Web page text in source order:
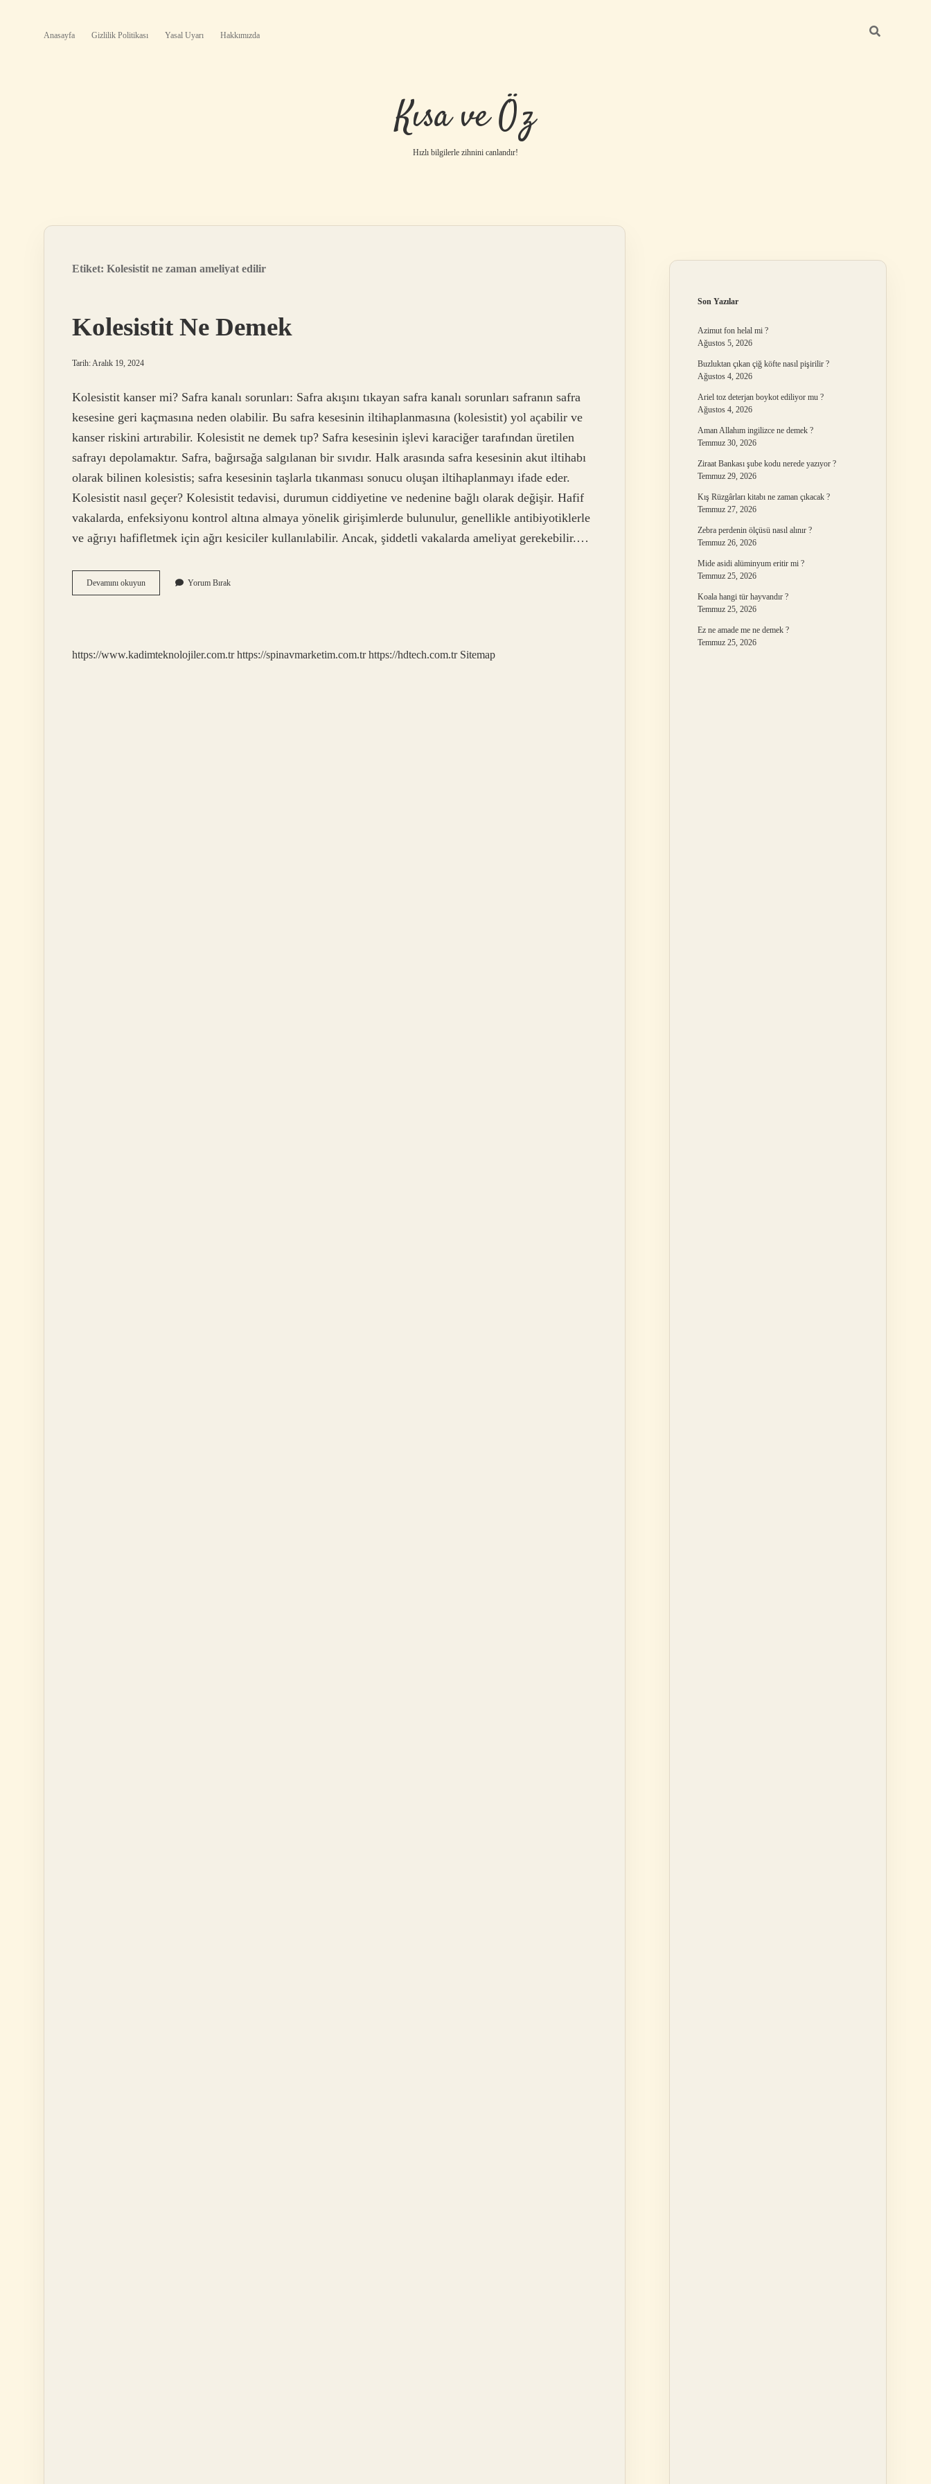
Anasayfa Gizlilik Politikası Yasal Uyarı Hakkımızda
Kısa ve Öz
Hızlı bilgilerle zihnini canlandır!
Etiket: Kolesistit ne zaman ameliyat edilir
Kolesistit Ne Demek
Tarih: Aralık 19, 2024
Kolesistit kanser mi? Safra kanalı sorunları: Safra akışını tıkayan safra kanalı sorunları safranın safra
kesesine geri kaçmasına neden olabilir. Bu safra kesesinin iltihaplanmasına (kolesistit) yol açabilir ve
kanser riskini artırabilir. Kolesistit ne demek tıp? Safra kesesinin işlevi karaciğer tarafından üretilen
safrayı depolamaktır. Safra, bağırsağa salgılanan bir sıvıdır. Halk arasında safra kesesinin akut iltihabı
olarak bilinen kolesistis; safra kesesinin taşlarla tıkanması sonucu oluşan iltihaplanmayı ifade eder.
Kolesistit nasıl geçer? Kolesistit tedavisi, durumun ciddiyetine ve nedenine bağlı olarak değişir. Hafif
vakalarda, enfeksiyonu kontrol altına almaya yönelik girişimlerde bulunulur, genellikle antibiyotiklerle
ve ağrıyı hafifletmek için ağrı kesiciler kullanılabilir. Ancak, şiddetli vakalarda ameliyat gerekebilir.…
Devamını okuyunKolesistit
Ne
Yorum Bırak
https://www.kadimteknolojiler.com.tr https://spinavmarketim.com.tr https://hdtech.com.tr Sitemap
Son Yazılar
Azimut fon helal mi ?
Ağustos 5, 2026
Buzluktan çıkan çiğ köfte nasıl pişirilir ?
Ağustos 4, 2026
Ariel toz deterjan boykot ediliyor mu ?
Ağustos 4, 2026
Aman Allahım ingilizce ne demek ?
Temmuz 30, 2026
Ziraat Bankası şube kodu nerede yazıyor ?
Temmuz 29, 2026
Kış Rüzgârları kitabı ne zaman çıkacak ?
Temmuz 27, 2026
Zebra perdenin ölçüsü nasıl alınır ?
Temmuz 26, 2026
Mide asidi alüminyum eritir mi ?
Temmuz 25, 2026
Koala hangi tür hayvandır ?
Temmuz 25, 2026
Ez ne amade me ne demek ?
Temmuz 25, 2026